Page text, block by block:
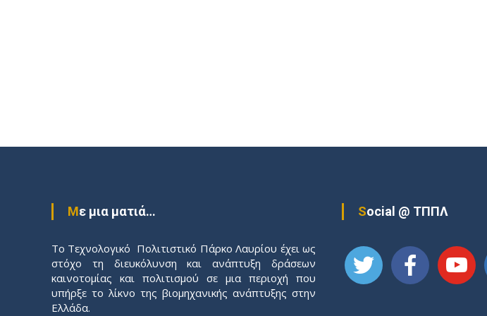
Με μια ματιά…
Το Τεχνολογικό Πολιτιστικό Πάρκο Λαυρίου έχει ως
στόχο τη διευκόλυνση και ανάπτυξη δράσεων
καινοτομίας και πολιτισμού σε μια περιοχή που
υπήρξε το λίκνο της βιομηχανικής ανάπτυξης στην
Ελλάδα.
Social @ ΤΠΠΛ